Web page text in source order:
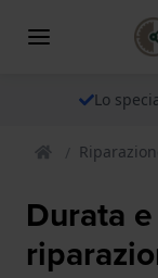
Lo
Durata